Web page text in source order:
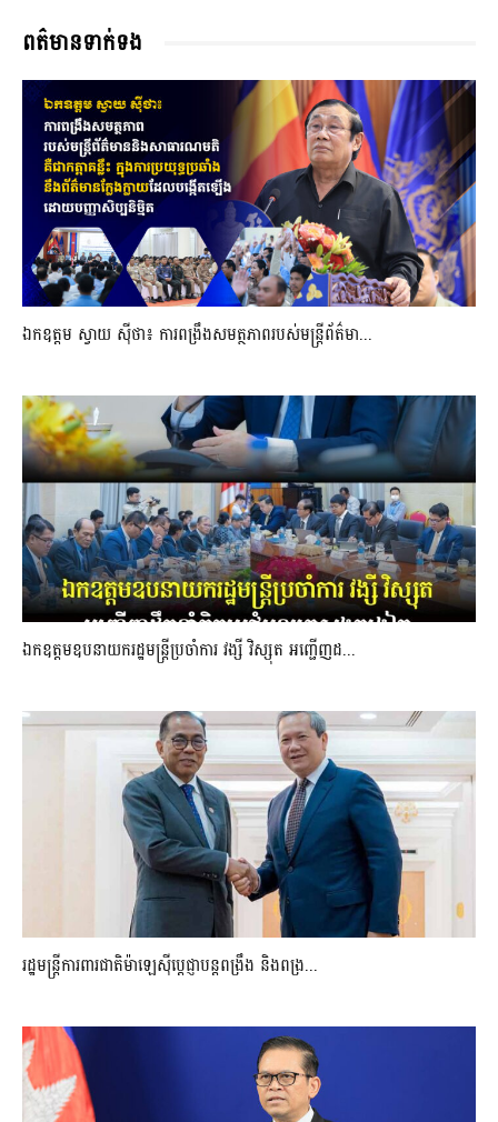
ពត៌មានទាក់ទង
ឯកឧត្តម ស្វាយ ស៊ីថា៖ ការពង្រឹងសមត្ថភាពរបស់មន្ត្រីព័ត៌មា...
ឯកឧត្តមឧបនាយករដ្ឋមន្រ្តីប្រចាំការ វង្សី វិស្សុត អញ្ជើញដ...
រដ្ឋមន្ត្រីការពារជាតិម៉ាឡេស៊ីប្ដេជ្ញាបន្តពង្រឹង និងពង្រ...